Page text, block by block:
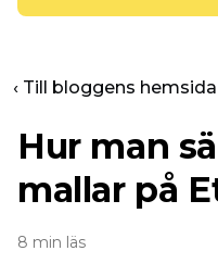
‹ Till bloggens hemsida
Hur man
mallar på
8 min läs